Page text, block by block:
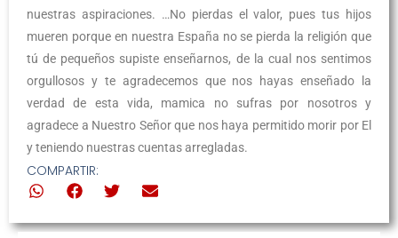
nuestras aspiraciones. …No pierdas el valor, pues tus hijos
mueren porque en nuestra España no se pierda la religión que
tú de pequeños supiste enseñarnos, de la cual nos sentimos
orgullosos y te agradecemos que nos hayas enseñado la
verdad de esta vida, mamica no sufras por nosotros y
agradece a Nuestro Señor que nos haya permitido morir por El
y teniendo nuestras cuentas arregladas.
COMPARTIR: